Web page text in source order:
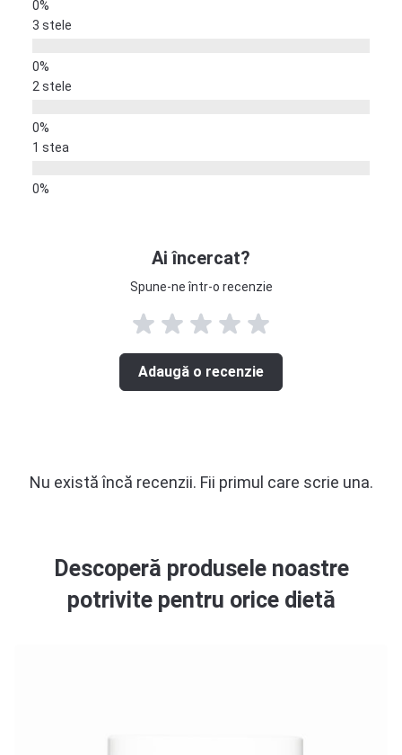
3 stele
2 stele
1 stea
Ai încercat?
Spune-ne într-o recenzie
Adaugă o recenzie
Nu există încă recenzii. Fii primul care scrie una.
Descoperă produsele noastre
potrivite pentru orice dietă